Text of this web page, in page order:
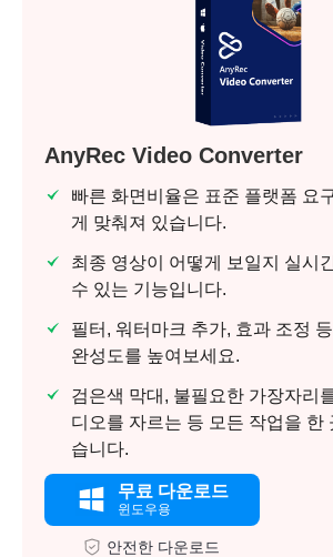
4단계.
AnyRec Video Converter
빠른 화면비율은 표준 플랫폼 요
게 맞춰져 있습니다.
최종 영상이 어떻게 보일지 실시
수 있는 기능입니다.
필터, 워터마크 추가, 효과 조정
완성도를 높여보세요.
검은색 막대, 불필요한 가장자리
디오를 자르는 등 모든 작업을 한
습니다.
무료 다운로드
윈도우용
안전한 다운로드